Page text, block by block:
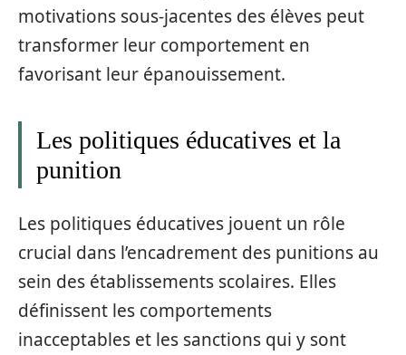
motivations sous-jacentes des élèves peut
transformer leur comportement en
favorisant leur épanouissement.
Les politiques éducatives et la
punition
Les politiques éducatives jouent un rôle
crucial dans l’encadrement des punitions au
sein des établissements scolaires. Elles
définissent les comportements
inacceptables et les sanctions qui y sont